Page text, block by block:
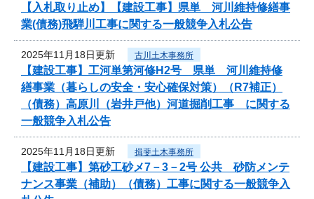
【入札取り止め】【建設工事】県単 河川維持修繕事
業(債務)飛騨川工事に関する一般競争入札公告
2025年11月18日更新 古川土木事務所
【建設工事】工河単第河修H2号 県単 河川維持修
繕事業（暮らしの安全・安心確保対策）（R7補正）
（債務）高原川（岩井戸他）河道掘削工事 に関する
一般競争入札公告
2025年11月18日更新 揖斐土木事務所
【建設工事】第砂工砂メ7－3－2号 公共 砂防メンテ
ナンス事業（補助）（債務）工事に関する一般競争入